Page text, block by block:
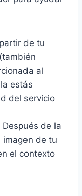
de tu
al
estás
del servicio
de la
imagen de tu
el contexto